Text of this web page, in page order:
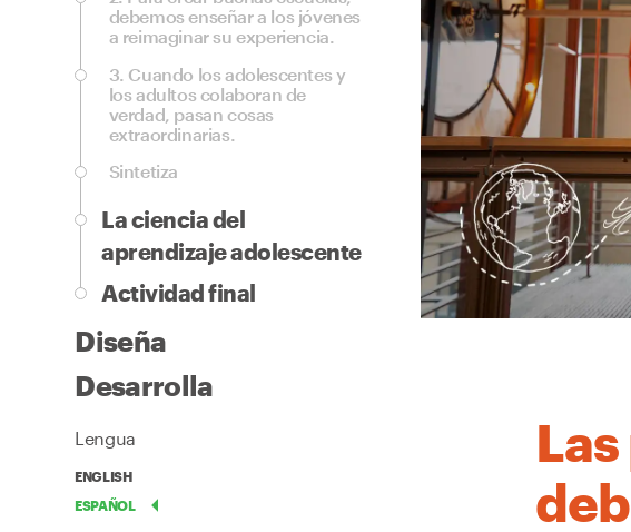
debemos enseñar a los jóvenes
a reimaginar su experiencia.
3. Cuando los adolescentes y
los adultos colaboran de
verdad, pasan cosas
extraordinarias.
Sintetiza
La ciencia del
aprendizaje adolescente
Actividad final
Diseña
Desarrolla
Lengua
ENGLISH
ESPAÑOL